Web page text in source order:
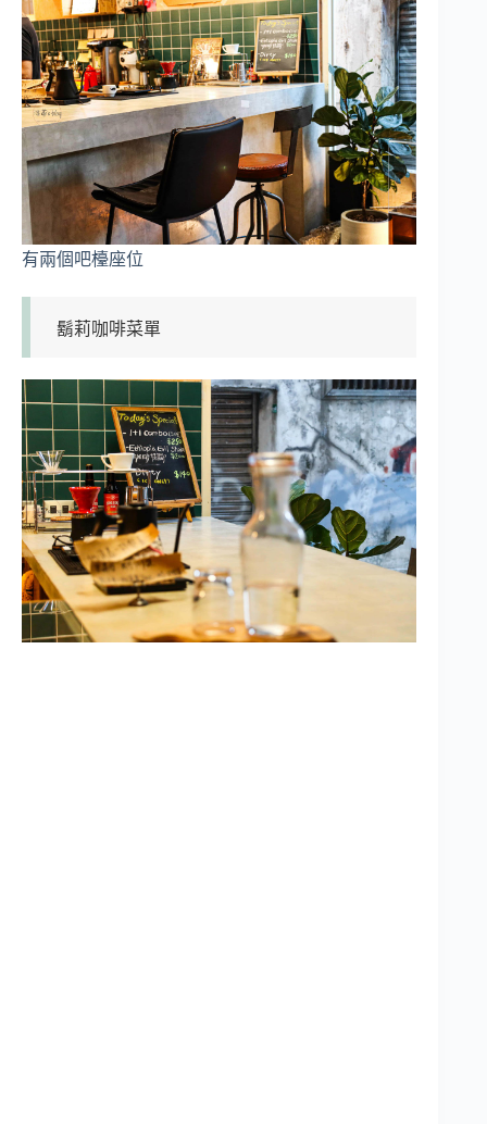
有兩個吧檯座位
鬍莉咖啡菜單